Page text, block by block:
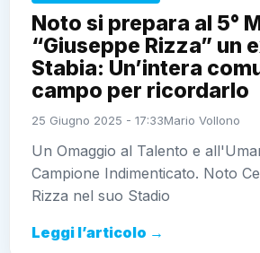
Noto si prepara al 5°
“Giuseppe Rizza” un
Stabia: Un’intera
campo per ricordarlo
25 Giugno 2025 - 17:33Mario Vollono
Un Omaggio al Talento e
Campione Indimenticato. Noto
Rizza nel suo Stadio
Leggi l’articolo →